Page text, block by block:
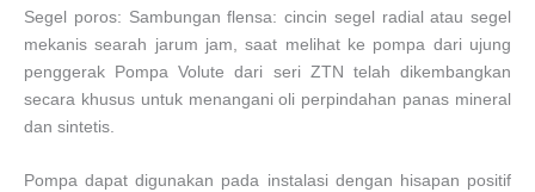
Segel poros: Sambungan flensa: cincin segel radial atau segel
mekanis searah jarum jam, saat melihat ke pompa dari ujung
penggerak Pompa Volute dari seri ZTN telah dikembangkan
secara khusus untuk menangani oli perpindahan panas mineral
dan sintetis.
Pompa dapat digunakan pada instalasi dengan hisapan positif